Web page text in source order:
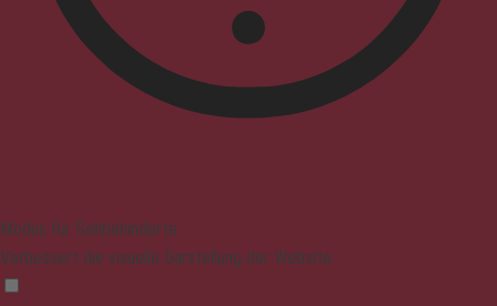
Modus für Sehbehinderte
Verbessert die visuelle Darstellung der Website